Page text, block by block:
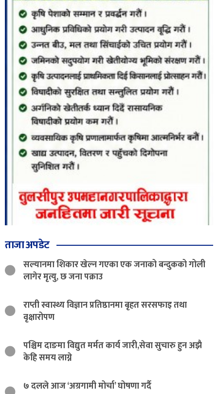
ताजा अपडेट
सल्यानमा शिकार खेल्न गएका एक जनाको बन्दुकको गोली
लागेर मृत्यु, छ जना पक्राउ
राप्ती स्वास्थ्य विज्ञान प्रतिष्ठानमा बृहत सरसफाइ तथा
वृक्षारोपण
पश्चिम दाङमा विद्युत मर्मत कार्य जारी,सेवा सुचारु हुन अझै
केहि समय लाग्ने
७ दलले आज ‘अग्रगामी मोर्चा’ घोषणा गर्दै